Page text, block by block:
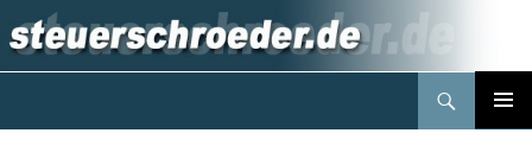
Inhalt
springen